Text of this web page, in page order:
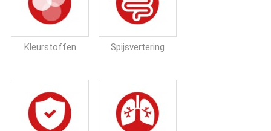
Kleurstoffen Spijsvertering